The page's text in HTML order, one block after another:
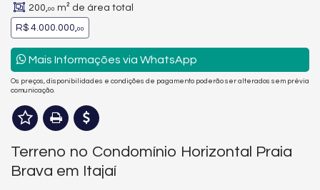
200,00 m² de área total
R$ 4.000.000,00
Mais Informações via WhatsApp
Os preços, disponibilidades e condições de pagamento poderão ser alterados sem prévia
comunicação.
Terreno no Condomínio Horizontal Praia
Brava em Itajaí